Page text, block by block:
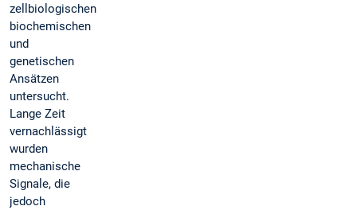
zellbiologischen,
biochemischen
und
genetischen
Ansätzen
untersucht.
Lange Zeit
vernachlässigt
wurden
mechanische
Signale, die
jedoch